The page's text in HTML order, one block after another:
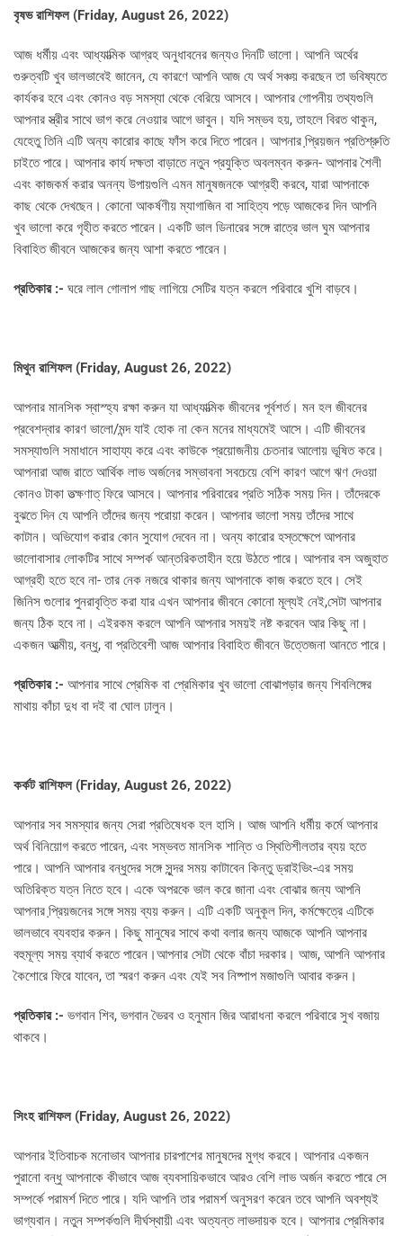
বৃষভ রাশিফল (Friday, August 26, 2022)
আজ ধর্মীয় এবং আধ্যাত্মিক আগ্রহ অনুধাবনের জন্যও দিনটি ভালো। আপনি অর্থের
গুরুত্বটি খুব ভালভাবেই জানেন, যে কারণে আপনি আজ যে অর্থ সঞ্চয় করছেন তা ভবিষ্যতে
কার্যকর হবে এবং কোনও বড় সমস্যা থেকে বেরিয়ে আসবে। আপনার গোপনীয় তথ্যগুলি
আপনার স্ত্রীর সাথে ভাগ করে নেওয়ার আগে ভাবুন। যদি সম্ভব হয়, তাহলে বিরত থাকুন,
যেহেতু তিনি এটি অন্য কারোর কাছে ফাঁস করে দিতে পারেন। আপনার প্রি়য়জন প্রতিশ্রুতি
চাইতে পারে। আপনার কার্য দক্ষতা বাড়াতে নতুন প্রযুক্তি অবলম্বন করুন- আপনার শৈলী
এবং কাজকর্ম করার অনন্য উপায়গুলি এমন মানুষজনকে আগ্রহী করবে, যারা আপনাকে
কাছ থেকে দেখছেন। কোনো আকর্ষণীয় ম্যাগাজিন বা সাহিত্য পড়ে আজকের দিন আপনি
খুব ভালো করে গৃহীত করতে পারেন। একটি ভাল ডিনারের সঙ্গে রাত্রে ভাল ঘুম আপনার
বিবাহিত জীবনে আজকের জন্য আশা করতে পারেন।
প্রতিকার :- ঘরে লাল গোলাপ গাছ লাগিয়ে সেটির যত্ন করলে পরিবারে খুশি বাড়বে।
মিথুন রাশিফল (Friday, August 26, 2022)
আপনার মানসিক স্বাস্হ্য রক্ষা করুন যা আধ্যাত্মিক জীবনের পূর্বশর্ত। মন হল জীবনের
প্রবেশদ্বার কারণ ভালো/মন্দ যাই হোক না কেন মনের মাধ্যমেই আসে। এটি জীবনের
সমস্যাগুলি সমাধানে সাহায্য করে এবং কাউকে প্রয়োজনীয় চেতনার আলোয় ভূষিত করে।
আপনারা আজ রাতে আর্থিক লাভ অর্জনের সম্ভাবনা সবচেয়ে বেশি কারণ আগে ঋণ দেওয়া
কোনও টাকা তত্ক্ষণাত্ ফিরে আসবে। আপনার পরিবারের প্রতি সঠিক সময় দিন। তাঁদেরকে
বুঝতে দিন যে আপনি তাঁদের জন্য পরোয়া করেন। আপনার ভালো সময় তাঁদের সাথে
কাটান। অভিযোগ করার কোন সুযোগ দেবেন না। অন্য কারোর হস্তক্ষেপে আপনার
ভালোবাসার লোকটির সাথে সম্পর্ক আন্তরিকতাহীন হয়ে উঠতে পারে। আপনার বস অজুহাত
আগ্রহী হতে হবে না- তার নেক নজরে থাকার জন্য আপনাকে কাজ করতে হবে। সেই
জিনিস গুলোর পুনরাবৃত্তি করা যার এখন আপনার জীবনে কোনো মূল্যই নেই,সেটা আপনার
জন্য ঠিক হবে না। এইরকম করলে আপনি আপনার সময়ই নষ্ট করবেন আর কিছু না।
একজন আত্মীয়, বন্ধু, বা প্রতিবেশী আজ আপনার বিবাহিত জীবনে উত্তেজনা আনতে পারে।
প্রতিকার :- আপনার সাথে প্রেমিক বা প্রেমিকার খুব ভালো বোঝাপড়ার জন্য শিবলিঙ্গের
মাথায় কাঁচা দুধ বা দই বা ঘোল ঢালুন।
কর্কট রাশিফল (Friday, August 26, 2022)
আপনার সব সমস্যার জন্য সেরা প্রতিষেধক হল হাসি। আজ আপনি ধর্মীয় কর্মে আপনার
অর্থ বিনিয়োগ করতে পারেন, এবং সম্ভবত মানসিক শান্তি ও স্থিতিশীলতার ব্যয় হতে
পারে। আপনি আপনার বন্ধুদের সঙ্গে সুন্দর সময় কাটাবেন কিন্তু ড্রাইভিং-এর সময়
অতিরিক্ত যত্ন নিতে হবে। একে অপরকে ভাল করে জানা এবং বোঝার জন্য আপনি
আপনার প্রি়য়জনের সঙ্গে সময় ব্যয় করুন। এটি একটি অনুকূল দিন, কর্মক্ষেত্রে এটিকে
ভালভাবে ব্যবহার করুন। কিছু মানুষের সাথে কথা বলার জন্য আজকে আপনি আপনার
বহুমূল্য সময় ব্যার্থ করতে পারেন।আপনার সেটা থেকে বাঁচা দরকার। আজ, আপনি আপনার
কৈশোরে ফিরে যাবেন, তা স্মরণ করুন এবং যেই সব নিষ্পাপ মজাগুলি আবার করুন।
প্রতিকার :- ভগবান শিব, ভগবান ভৈরব ও হনুমান জির আরাধনা করলে পরিবারে সুখ বজায়
থাকবে।
সিংহ রাশিফল (Friday, August 26, 2022)
আপনার ইতিবাচক মনোভাব আপনার চারপাশের মানুষদের মুগ্ধ করবে। আপনার একজন
পুরানো বন্ধু আপনাকে কীভাবে আজ ব্যবসায়িকভাবে আরও বেশি লাভ অর্জন করতে পারে সে
সম্পর্কে পরামর্শ দিতে পারে। যদি আপনি তার পরামর্শ অনুসরণ করেন তবে আপনি অবশ্যই
ভাগ্যবান। নতুন সম্পর্কগুলি দীর্ঘস্থায়ী এবং অত্যন্ত লাভদায়ক হবে। আপনার প্রেমিকার